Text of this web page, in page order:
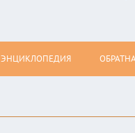
ЭНЦИКЛОПЕДИЯ